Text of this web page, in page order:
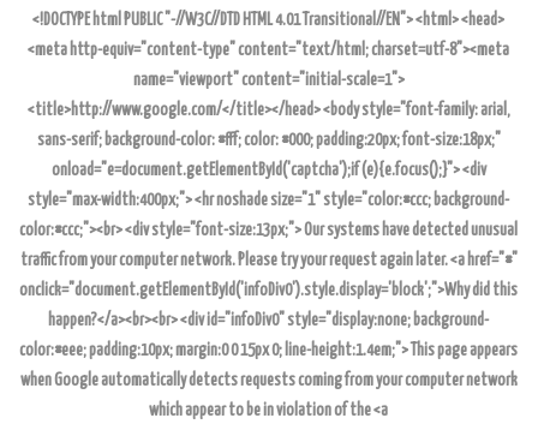
<!DOCTYPE html PUBLIC "-//W3C//DTD HTML 4.01 Transitional//EN"> <html> <head>
<meta http-equiv="content-type" content="text/html; charset=utf-8"><meta
name="viewport" content="initial-scale=1">
<title>http://www.google.com/</title></head> <body style="font-family: arial,
sans-serif; background-color: #fff; color: #000; padding:20px; font-size:18px;"
onload="e=document.getElementById('captcha');if(e){e.focus();}"> <div
style="max-width:400px;"> <hr noshade size="1" style="color:#ccc; background-
color:#ccc;"><br> <div style="font-size:13px;"> Our systems have detected unusual
traffic from your computer network. Please try your request again later. <a href="#"
onclick="document.getElementById('infoDiv0').style.display='block';">Why did this
happen?</a><br><br> <div id="infoDiv0" style="display:none; background-
color:#eee; padding:10px; margin:0 0 15px 0; line-height:1.4em;"> This page appears
when Google automatically detects requests coming from your computer network
which appear to be in violation of the <a